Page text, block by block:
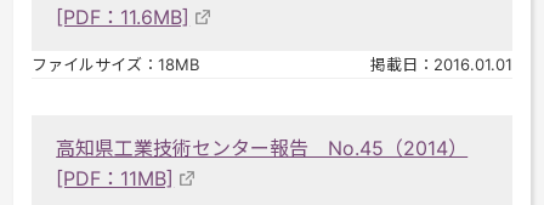
[PDF：11.6MB]
ファイルサイズ：18MB 掲載日：2016.01.01
高知県工業技術センター報告 No.45（2014）
[PDF：11MB]